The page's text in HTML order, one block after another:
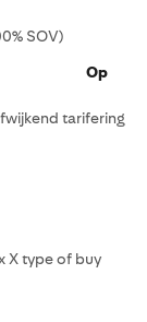
SOV)
Op
tarifering
X type of buy